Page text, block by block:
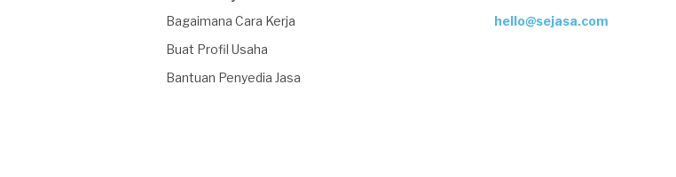
Bagaimana Cara Kerja
Buat Profil Usaha
Bantuan Penyedia Jasa
hello@sejasa.com